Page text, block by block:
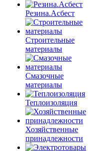
Резина.Асбест
Строительные
материалы
Смазочные
материалы
Теплоизоляция
Хозяйственные
принадлежности